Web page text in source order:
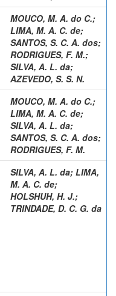
MOUCO, M. A. do C.;
LIMA, M. A. C. de;
SANTOS, S. C. A. dos;
RODRIGUES, F. M.;
SILVA, A. L. da;
AZEVEDO, S. S. N.
MOUCO, M. A. do C.;
LIMA, M. A. C. de;
SILVA, A. L. da;
SANTOS, S. C. A. dos;
RODRIGUES, F. M.
SILVA, A. L. da; LIMA,
M. A. C. de;
HOLSHUH, H. J.;
TRINDADE, D. C. G. da